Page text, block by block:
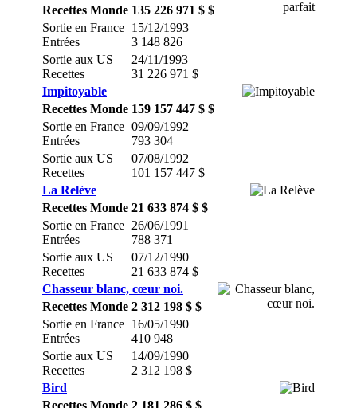
Recettes Monde 135 226 971 $ $
Sortie en France
Entrées
15/12/1993
3 148 826
Sortie aux US
Recettes
24/11/1993
31 226 971 $
Impitoyable
Recettes Monde 159 157 447 $ $
Sortie en France
Entrées
09/09/1992
793 304
Sortie aux US
Recettes
07/08/1992
101 157 447 $
La Relève
Recettes Monde 21 633 874 $ $
Sortie en France
Entrées
26/06/1991
788 371
Sortie aux US
Recettes
07/12/1990
21 633 874 $
Chasseur blanc, cœur noi.
Recettes Monde 2 312 198 $ $
Sortie en France
Entrées
16/05/1990
410 948
Sortie aux US
Recettes
14/09/1990
2 312 198 $
Bird
Recettes Monde 2 181 286 $ $